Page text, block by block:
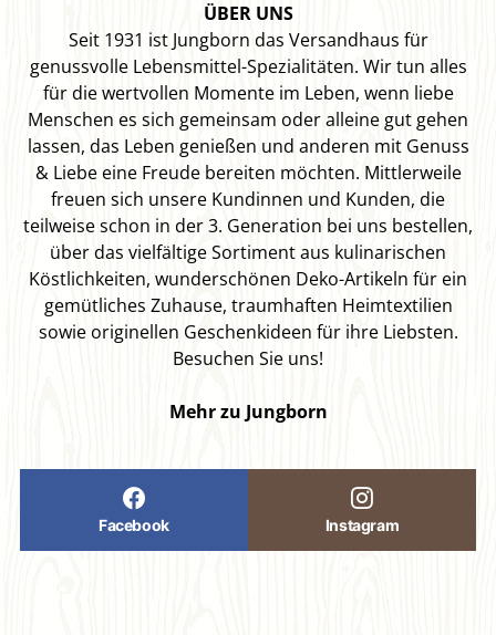
ÜBER UNS
Seit 1931 ist Jungborn das Versandhaus für
genussvolle Lebensmittel-Spezialitäten. Wir tun alles
für die wertvollen Momente im Leben, wenn liebe
Menschen es sich gemeinsam oder alleine gut gehen
lassen, das Leben genießen und anderen mit Genuss
& Liebe eine Freude bereiten möchten. Mittlerweile
freuen sich unsere Kundinnen und Kunden, die
teilweise schon in der 3. Generation bei uns bestellen,
über das vielfältige Sortiment aus kulinarischen
Köstlichkeiten, wunderschönen Deko-Artikeln für ein
gemütliches Zuhause, traumhaften Heimtextilien
sowie originellen Geschenkideen für ihre Liebsten.
Besuchen Sie uns!
Mehr zu Jungborn
Facebook Instagram